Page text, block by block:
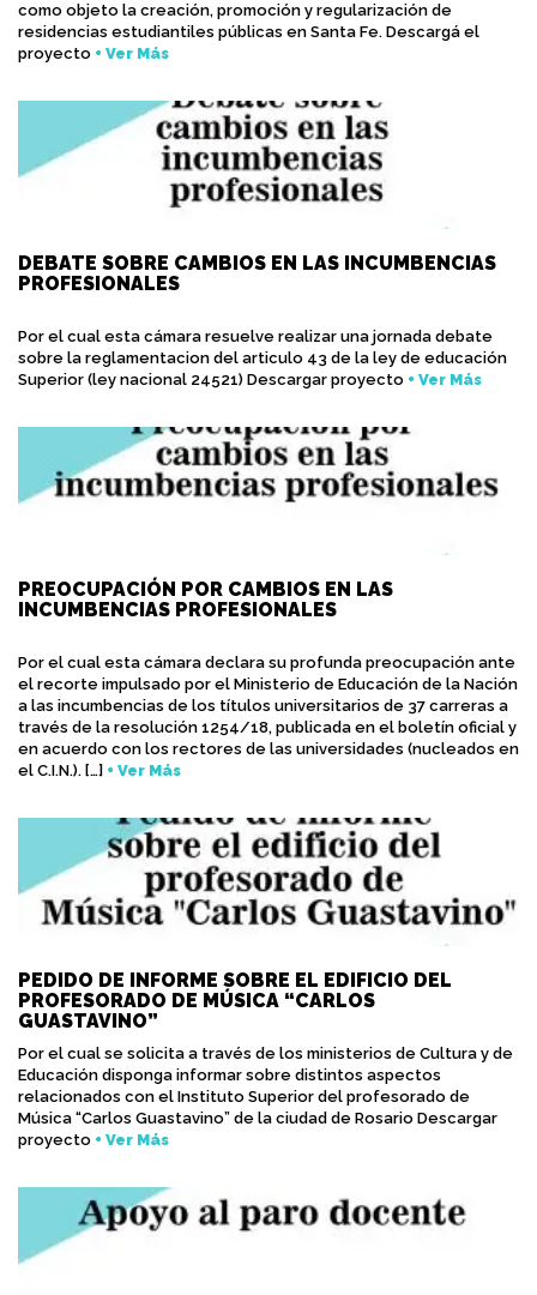
como objeto la creación, promoción y regularización de
residencias estudiantiles públicas en Santa Fe. Descargá el
proyecto + Ver Más
DEBATE SOBRE CAMBIOS EN LAS INCUMBENCIAS
PROFESIONALES
Por el cual esta cámara resuelve realizar una jornada debate
sobre la reglamentacion del articulo 43 de la ley de educación
Superior (ley nacional 24521) Descargar proyecto + Ver Más
PREOCUPACIÓN POR CAMBIOS EN LAS
INCUMBENCIAS PROFESIONALES
Por el cual esta cámara declara su profunda preocupación ante
el recorte impulsado por el Ministerio de Educación de la Nación
a las incumbencias de los títulos universitarios de 37 carreras a
través de la resolución 1254/18, publicada en el boletín oficial y
en acuerdo con los rectores de las universidades (nucleados en
el C.I.N.). […] + Ver Más
PEDIDO DE INFORME SOBRE EL EDIFICIO DEL
PROFESORADO DE MÚSICA “CARLOS
GUASTAVINO”
Por el cual se solicita a través de los ministerios de Cultura y de
Educación disponga informar sobre distintos aspectos
relacionados con el Instituto Superior del profesorado de
Música “Carlos Guastavino” de la ciudad de Rosario Descargar
proyecto + Ver Más